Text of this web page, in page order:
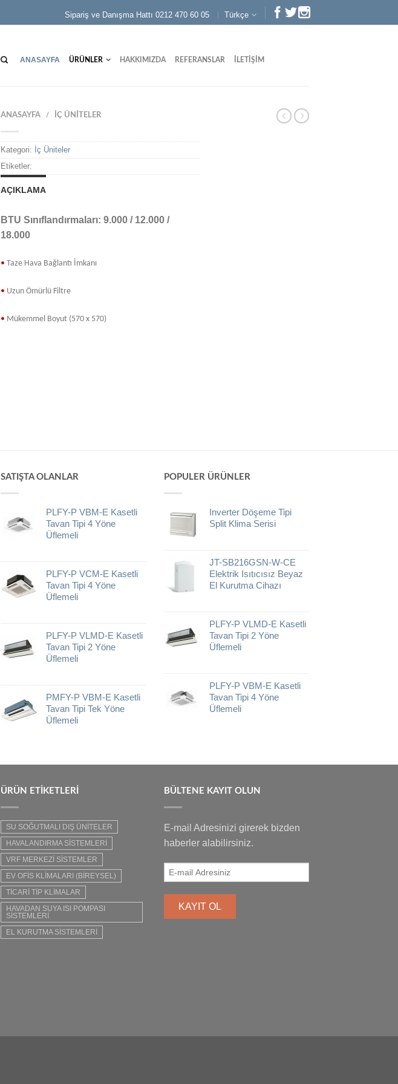
Sipariş ve Danışma Hattı 0212 470 60 05 Türkçe
ANASAYFA ÜRÜNLER HAKKIMIZDA REFERANSLAR İLETIŞIM
ANASAYFA / İÇ ÜNITELER
Kategori: İç Üniteler
Etiketler:
AÇIKLAMA
BTU Sınıflandırmaları: 9.000 / 12.000 /
18.000
• Taze Hava Bağlantı İmkanı
• Uzun Ömürlü Filtre
• Mükemmel Boyut (570 x 570)
SATIŞTA OLANLAR
PLFY-P VBM-E Kasetli
Tavan Tipi 4 Yöne
Üflemeli
PLFY-P VCM-E Kasetli
Tavan Tipi 4 Yöne
Üflemeli
PLFY-P VLMD-E Kasetli
Tavan Tipi 2 Yöne
Üflemeli
PMFY-P VBM-E Kasetli
Tavan Tipi Tek Yöne
Üflemeli
POPULER ÜRÜNLER
Inverter Döşeme Tipi
Split Klima Serisi
JT-SB216GSN-W-CE
Elektrik Isıtıcısız Beyaz
El Kurutma Cihazı
PLFY-P VLMD-E Kasetli
Tavan Tipi 2 Yöne
Üflemeli
PLFY-P VBM-E Kasetli
Tavan Tipi 4 Yöne
Üflemeli
ÜRÜN ETIKETLERI
SU SOĞUTMALI DIŞ ÜNİTELER
HAVALANDIRMA SİSTEMLERİ
VRF MERKEZİ SİSTEMLER
EV OFİS KLİMALARI (BİREYSEL)
TİCARİ TİP KLİMALAR
HAVADAN SUYA ISI POMPASI
SİSTEMLERİ
EL KURUTMA SİSTEMLERİ
BÜLTENE KAYIT OLUN
E-mail Adresinizi girerek bizden
haberler alabilirsiniz.